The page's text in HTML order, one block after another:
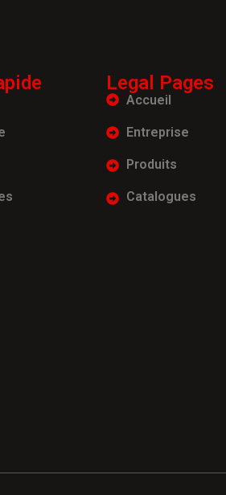
Legal Pages
Accueil
Entreprise
Produits
Catalogues